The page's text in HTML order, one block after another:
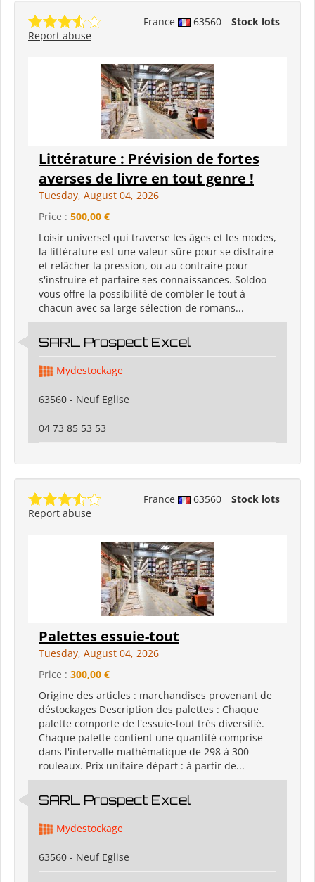
France 63560
Stock lots
Report abuse
Littérature : Prévision de fortes
averses de livre en tout genre !
Tuesday, August 04, 2026
Price : 500,00 €
Loisir universel qui traverse les âges et les modes,
la littérature est une valeur sûre pour se distraire
et relâcher la pression, ou au contraire pour
s'instruire et parfaire ses connaissances. Soldoo
vous offre la possibilité de combler le tout à
chacun avec sa large sélection de romans...
SARL Prospect Excel
Mydestockage
63560 - Neuf Eglise
04 73 85 53 53
France 63560
Stock lots
Report abuse
Palettes essuie-tout
Tuesday, August 04, 2026
Price : 300,00 €
Origine des articles : marchandises provenant de
déstockages Description des palettes : Chaque
palette comporte de l'essuie-tout très diversifié.
Chaque palette contient une quantité comprise
dans l'intervalle mathématique de 298 à 300
rouleaux. Prix unitaire départ : à partir de...
SARL Prospect Excel
Mydestockage
63560 - Neuf Eglise